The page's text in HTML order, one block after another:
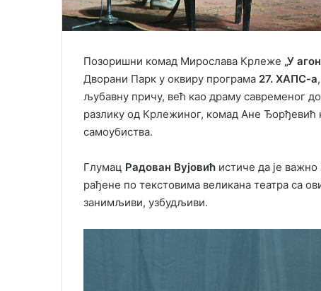
Позоришни комад Мирослава Крлеже „У
Дворани Парк у оквиру програма 27. ХАПС-а
љубавну причу, већ као драму савременог
разлику од Крлежиног, комад Ане
самоубиства.
Глумац Радован Вујовић истиче да је
рађене по текстовима великана театра са
занимљиви, узбудљиви.